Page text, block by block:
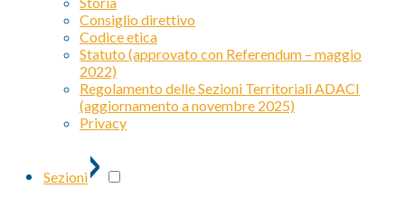
Consiglio direttivo
Codice etica
Statuto (approvato con Referendum – maggio
2022)
Regolamento delle Sezioni Territoriali ADACI
(aggiornamento a novembre 2025)
Privacy
Sezioni›